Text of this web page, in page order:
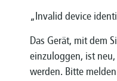
„Invalid device
Das Gerät, mit dem
einzuloggen, ist
werden. Bitte